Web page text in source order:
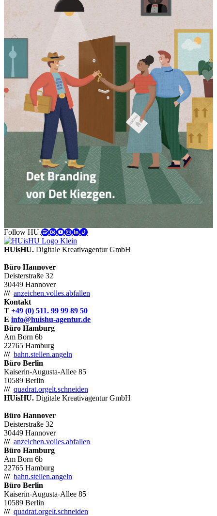
Follow HU.
HUisHU. Digitale Kreativagentur GmbH
Büro Hannover
Deisterstraße 32
30449 Hannover
/// anzeichen.volles.abfallen
Kontakt
T +49 (0) 511. 99 99 89 50
E info@huishu-agentur.de
Büro Hamburg
Am Born 6b
22765 Hamburg
/// bahn.stellen.angeln
Büro Berlin
Kaiserin-Augusta-Allee 85
10589 Berlin
/// quadrat.orgelt.schneiden
HUisHU. Digitale Kreativagentur GmbH
Büro Hannover
Deisterstraße 32
30449 Hannover
/// anzeichen.volles.abfallen
Büro Hamburg
Am Born 6b
22765 Hamburg
/// bahn.stellen.angeln
Büro Berlin
Kaiserin-Augusta-Allee 85
10589 Berlin
/// quadrat.orgelt.schneiden